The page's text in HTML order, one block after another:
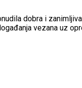
dobra i
vezana uz